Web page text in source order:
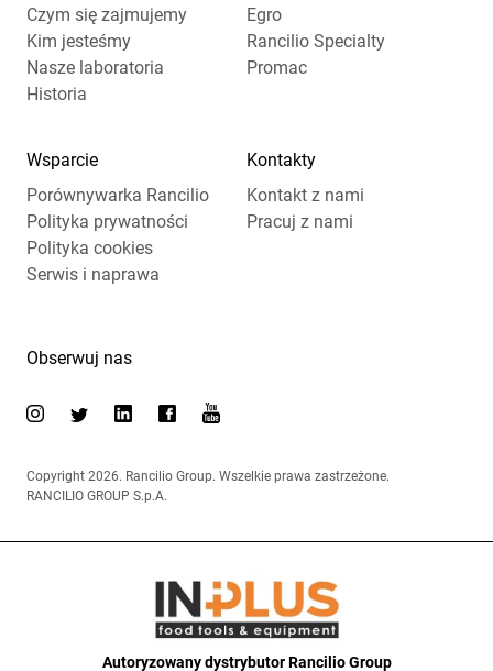
Czym się zajmujemy
Kim jesteśmy
Nasze laboratoria
Historia
Egro
Rancilio Specialty
Promac
Wsparcie
Porównywarka Rancilio
Polityka prywatności
Polityka cookies
Serwis i naprawa
Kontakty
Kontakt z nami
Pracuj z nami
Obserwuj nas
Copyright 2026. Rancilio Group. Wszelkie prawa zastrzeżone.
RANCILIO GROUP S.p.A.
Autoryzowany dystrybutor Rancilio Group